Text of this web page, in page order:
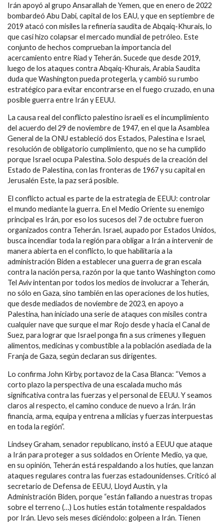
Irán apoyó al grupo Ansarallah de Yemen, que en enero de 2022
bombardeó Abu Dabi, capital de los EAU, y que en septiembre de
2019 atacó con misiles la refinería saudita de Abqaiq-Khurais, lo
que casi hizo colapsar el mercado mundial de petróleo. Este
conjunto de hechos comprueban la importancia del
acercamiento entre Riad y Teherán. Sucede que desde 2019,
luego de los ataques contra Abqaiq-Khurais, Arabia Saudita
duda que Washington pueda protegerla, y cambió su rumbo
estratégico para evitar encontrarse en el fuego cruzado, en una
posible guerra entre Irán y EEUU.
La causa real del conflicto palestino israelí es el incumplimiento
del acuerdo del 29 de noviembre de 1947, en el que la Asamblea
General de la ONU estableció dos Estados, Palestina e Israel,
resolución de obligatorio cumplimiento, que no se ha cumplido
porque Israel ocupa Palestina. Solo después de la creación del
Estado de Palestina, con las fronteras de 1967 y su capital en
Jerusalén Este, la paz será posible.
El conflicto actual es parte de la estrategia de EEUU: controlar
el mundo mediante la guerra. En el Medio Oriente su enemigo
principal es Irán, por eso los sucesos del 7 de octubre fueron
organizados contra Teherán. Israel, aupado por Estados Unidos,
busca incendiar toda la región para obligar a Irán a intervenir de
manera abierta en el conflicto, lo que habilitaría a la
administración Biden a establecer una guerra de gran escala
contra la nación persa, razón por la que tanto Washington como
Tel Aviv intentan por todos los medios de involucrar a Teherán,
no sólo en Gaza, sino también en las operaciones de los hutíes,
que desde mediados de noviembre de 2023, en apoyo a
Palestina, han iniciado una serie de ataques con misiles contra
cualquier nave que surque el mar Rojo desde y hacia el Canal de
Suez, para lograr que Israel ponga fin a sus crímenes y lleguen
alimentos, medicinas y combustible a la población asediada de la
Franja de Gaza, según declaran sus dirigentes.
Lo confirma John Kirby, portavoz de la Casa Blanca: “Vemos a
corto plazo la perspectiva de una escalada mucho más
significativa contra las fuerzas y el personal de EEUU. Y seamos
claros al respecto, el camino conduce de nuevo a Irán. Irán
financia, arma, equipa y entrena a milicias y fuerzas interpuestas
en toda la región”.
Lindsey Graham, senador republicano, instó a EEUU que ataque
a Irán para proteger a sus soldados en Oriente Medio, ya que,
en su opinión, Teherán está respaldando a los hutíes, que lanzan
ataques regulares contra las fuerzas estadounidenses. Criticó al
secretario de Defensa de EEUU, Lloyd Austin, y la
Administración Biden, porque “están fallando a nuestras tropas
sobre el terreno (…) Los hutíes están totalmente respaldados
por Irán. Llevo seis meses diciéndolo: golpeen a Irán. Tienen